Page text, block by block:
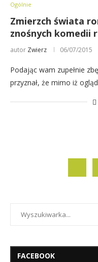
Ogólnie
Zmierzch świata
znośnych komedii
autor Zwierz 06/07/2015
Podając wam zupełnie
przyznał, że mimo iż
FACEBOOK